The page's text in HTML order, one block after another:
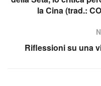
la Cina (trad.:
Riflessioni su una